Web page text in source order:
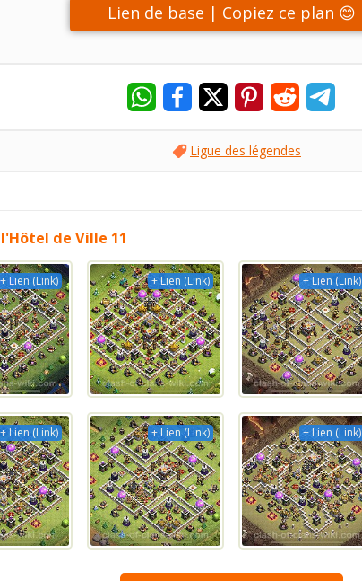
Lien de base | Copiez ce plan 😊
Ligue des légendes
de Ville 11
+ Lien (Link) + Lien (Link) + Lien (Link)
+ Lien (Link) + Lien (Link) + Lien (Link)